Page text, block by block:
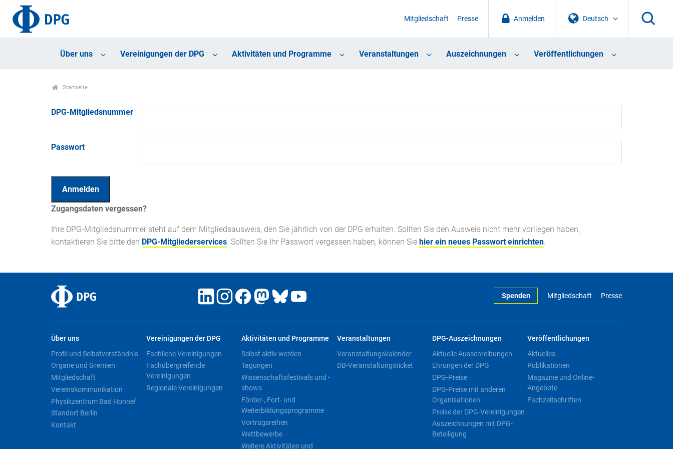
Deutsch
Anmelden
Mitgliedschaft Presse
Über uns Vereinigungen der DPG Aktivitäten und Programme Veranstaltungen Auszeichnungen Veröffentlichungen
Startseite
DPG-Mitgliedsnummer
Passwort
Zugangsdaten vergessen?
Ihre DPG-Mitgliedsnummer steht auf dem Mitgliedsausweis, den Sie jährlich von der DPG erhalten. Sollten Sie den Ausweis nicht mehr vorliegen haben,
kontaktieren Sie bitte den DPG-Mitgliederservices . Sollten Sie Ihr Passwort vergessen haben, können Sie hier ein neues Passwort einrichten
Spenden Mitgliedschaft Presse
Über uns
Profil und Selbstverständnis
Organe und Gremien
Mitgliedschaft
Vereinskommunikation
Physikzentrum Bad Honnef
Standort Berlin
Kontakt
Vereinigungen der DPG
Fachliche Vereinigungen
Fachübergreifende
Vereinigungen
Regionale Vereinigungen
Aktivitäten und Programme
Selbst aktiv werden
Tagungen
Wissenschaftsfestivals und -
shows
Förder-, Fort- und
Weiterbildungsprogramme
Vortragsreihen
Wettbewerbe
Weitere Aktivitäten und
Veranstaltungen
Veranstaltungskalender
DB-Veranstaltungsticket
DPG-Auszeichnungen
Aktuelle Ausschreibungen
Ehrungen der DPG
DPG-Preise
DPG-Preise mit anderen
Organisationen
Preise der DPG-Vereinigungen
Auszeichnungen mit DPG-
Beteiligung
Veröffentlichungen
Aktuelles
Publikationen
Magazine und Online-
Angebote
Fachzeitschriften